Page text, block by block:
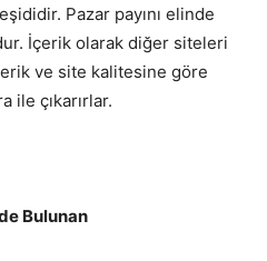
Pazar payını elinde
İçerik olarak diğer siteleri
ve site kalitesine göre
ile çıkarırlar.
Bulunan